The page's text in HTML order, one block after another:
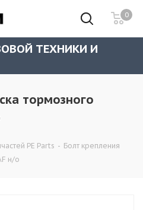
0
ТЕХНИКИ И
тормозного
PE Parts - Болт крепления
н/о